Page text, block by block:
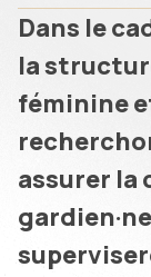
Dans le
la
féminine
assurer la